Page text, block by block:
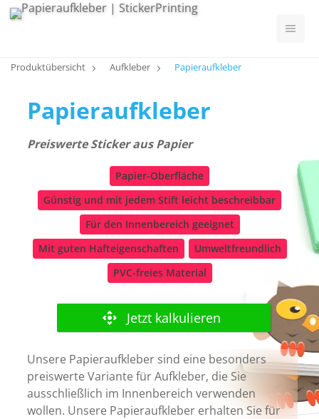
Produktübersicht Aufkleber Papieraufkleber
Papieraufkleber
Preiswerte Sticker aus Papier
Papier-Oberfläche
Günstig und mit jedem Stift leicht beschreibbar
Für den Innenbereich geeignet
Mit guten Hafteigenschaften
Umweltfreundlich
PVC-freies Material
Unsere Papieraufkleber sind eine besonders
preiswerte Variante für Aufkleber, die Sie
ausschließlich im Innenbereich verwenden
wollen. Unsere Papieraufkleber erhalten Sie für